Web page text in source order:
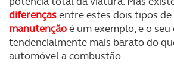
diferençasentre estes dois tipos de
manutençãoé um exemplo, e o seu
tendencialmente mais barato do
automóvel a combustão.